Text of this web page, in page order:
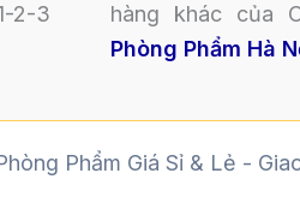
2-3
hàng khác của
Phòng Phẩm Hà
Phẩm Giá Sỉ & Lẻ -